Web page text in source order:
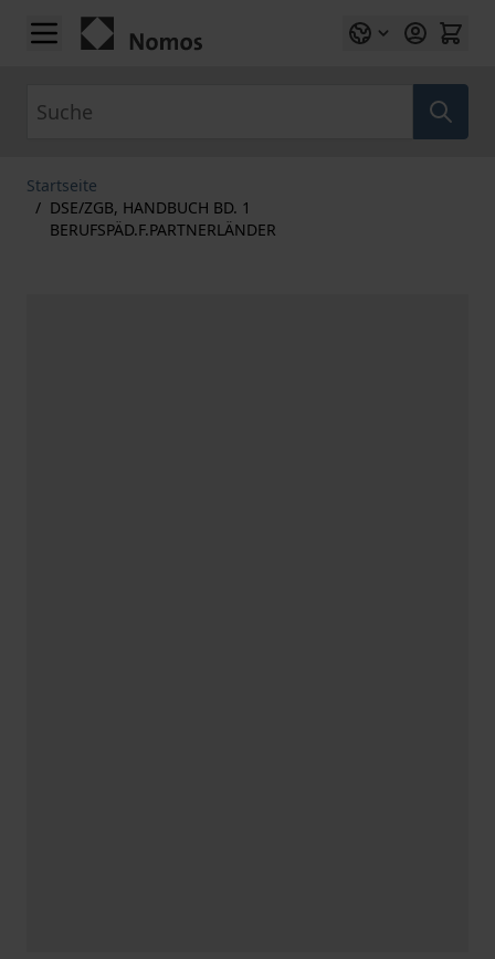
Zum Inhalt springen
Startseite
/ DSE/ZGB, HANDBUCH BD. 1
BERUFSPÄD.F.PARTNERLÄNDER